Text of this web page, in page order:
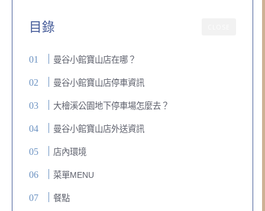
目錄
曼谷小館寶山店在哪？
曼谷小館寶山店停車資訊
大檜溪公園地下停車場怎麼去？
曼谷小館寶山店外送資訊
店內環境
菜單MENU
餐點